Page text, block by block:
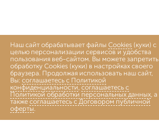
Главная
Наш сайт обрабатывает файлы Cookies (куки) с
целью персонализации сервисов и удобства
пользования веб-сайтом. Вы можете запретить
обработку Cookies (куки) в настройках своего
браузера. Продолжая использовать наш сайт,
Вы: соглашаетесь с Политикой
конфиденциальности, соглашаетесь с
Политикой обработки персональных данных, а
также соглашаетесь с Договором публичной
оферты.